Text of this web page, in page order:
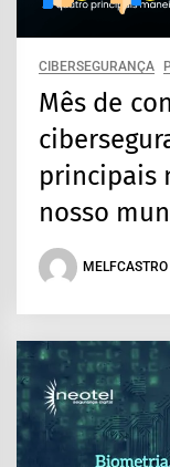
CIBERSEGURANÇA
Mês de
principais
nosso
MELFCASTRO